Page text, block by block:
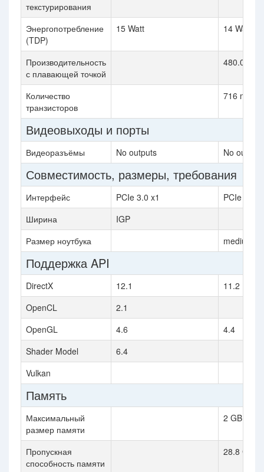
текстурирования
Энергопотребление
(TDP)
15 Watt 14 Watt
Производительность
с плавающей точкой
480.0
Количество
транзисторов
716 million
Видеовыходы и порты
Видеоразъёмы No outputs No outputs
Совместимость, размеры, требования
Интерфейс PCIe 3.0 x1
PCIe 2.0
Ширина
IGP
Размер ноутбука
medium
Поддержка API
DirectX 12.1
11.2
OpenCL
2.1
OpenGL
4.6
4.4
Shader Model
6.4
Vulkan
Память
Максимальный
размер памяти
2 GB
Пропускная
способность памяти
28.8 GB /